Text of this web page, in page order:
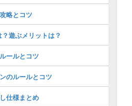
略とコツ
遊ぶメリットは？
ールとコツ
のルールとコツ
仕様まとめ